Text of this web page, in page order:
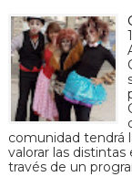
comunidad tendrá
valorar las distintas
través de un